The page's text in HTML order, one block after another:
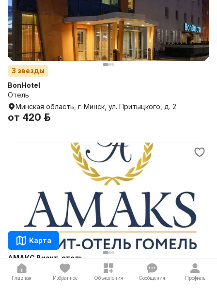
3 звезды
BonHotel
Отель
Минская область, г. Минск, ул. Притыцкого, д. 2
от 420 р.
АМАКС Визит-отель
Отель
Гомельская область, г. Гомель, ул. Киселёва, д. 6
Карта
Главная Избранное Объявления Сообщения Профиль